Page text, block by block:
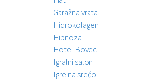
Garažna vrata
Hidrokolagen
Hipnoza
Hotel Bovec
Igralni salon
Igre na srečo